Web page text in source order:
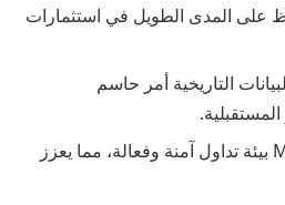
على المدى الطويل في استثمارات
التاريخية أمر حاسم
توفر منصات مثل MEXC بيئة تداول آمنة وفعالة، مما يعزز